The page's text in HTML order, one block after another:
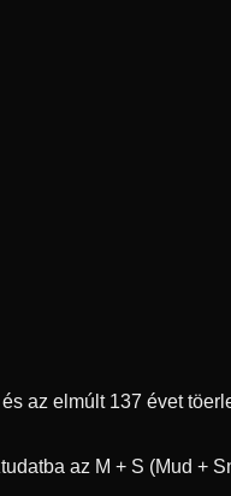
az elmúlt 137 évet
az M + S (Mud +